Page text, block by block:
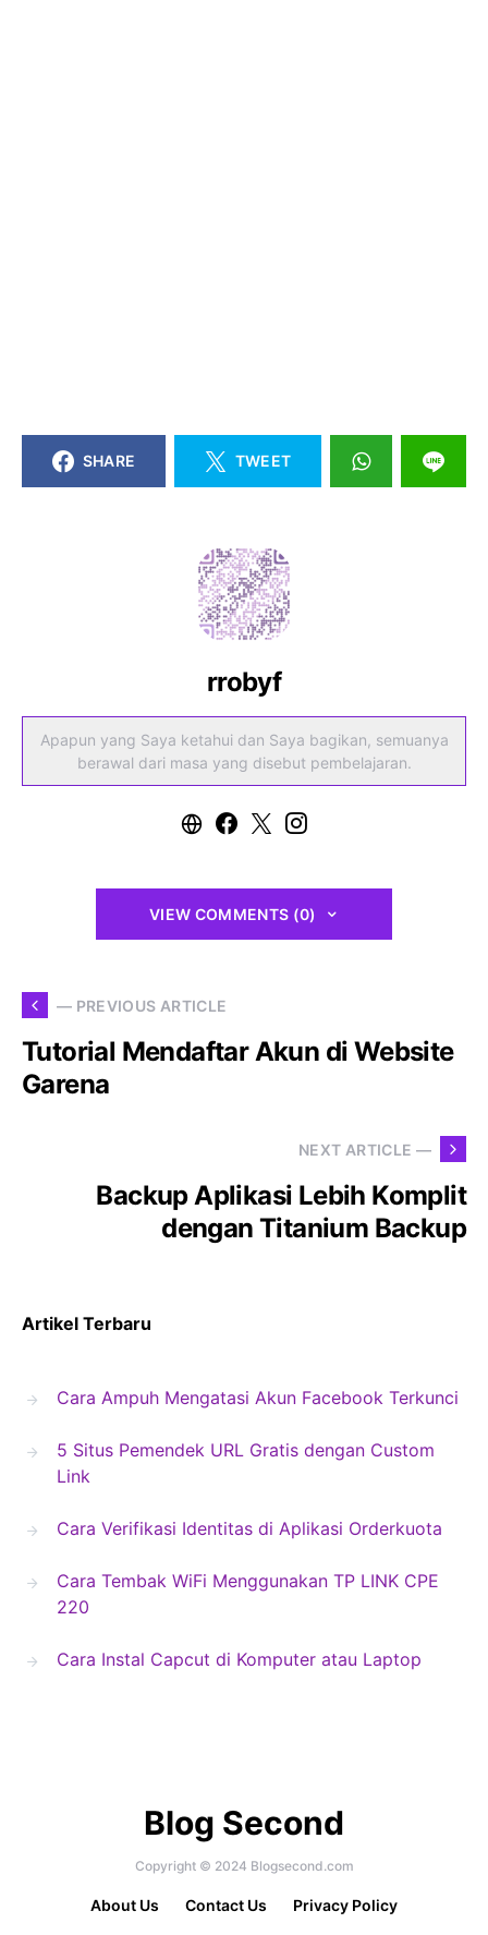
SHARE TWEET
rrobyf
Apapun yang Saya ketahui dan Saya bagikan, semuanya
berawal dari masa yang disebut pembelajaran.
VIEW COMMENTS (0)
— PREVIOUS ARTICLE
Tutorial Mendaftar Akun di Website
Garena
NEXT ARTICLE —
Backup Aplikasi Lebih Komplit
dengan Titanium Backup
Artikel Terbaru
Cara Ampuh Mengatasi Akun Facebook Terkunci
5 Situs Pemendek URL Gratis dengan Custom
Link
Cara Verifikasi Identitas di Aplikasi Orderkuota
Cara Tembak WiFi Menggunakan TP LINK CPE
220
Cara Instal Capcut di Komputer atau Laptop
Blog Second
Copyright © 2024 Blogsecond.com
About Us Contact Us Privacy Policy